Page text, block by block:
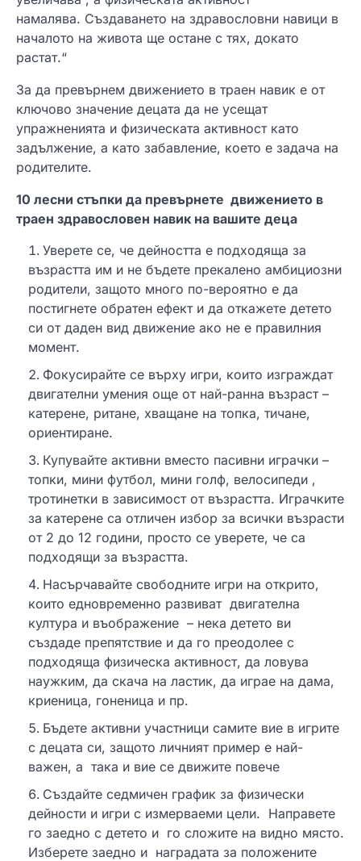
намалява. Създаването на здравословни навици в
началото на живота ще остане с тях, докато
растат.“
За да превърнем движението в траен навик е от
ключово значение децата да не усещат
упражненията и физическата активност като
задължение, а като забавление, което е задача на
родителите.
10 лесни стъпки да превърнете движението в
траен здравословен навик на вашите деца
Уверете се, че дейността е подходяща за
възрастта им и не бъдете прекалено амбициозни
родители, защото много по-вероятно е да
постигнете обратен ефект и да откажете детето
си от даден вид движение ако не е правилния
момент.
Фокусирайте се върху игри, които изграждат
двигателни умения още от най-ранна възраст –
катерене, ритане, хващане на топка, тичане,
ориентиране.
Купувайте активни вместо пасивни играчки –
топки, мини футбол, мини голф, велосипеди ,
тротинетки в зависимост от възрастта. Играчките
за катерене са отличен избор за всички възрасти
от 2 до 12 години, просто се уверете, че са
подходящи за възрастта.
Насърчавайте свободните игри на открито,
които едновременно развиват двигателна
култура и въображение – нека детето ви
създаде препятствие и да го преодолее с
подходяща физическа активност, да ловува
наужким, да скача на ластик, да играе на дама,
криеница, гоненица и пр.
Бъдете активни участници самите вие в игрите
с децата си, защото личният пример е най-
важен, а така и вие се движите повече
Създайте седмичен график за физически
дейности и игри с измерваеми цели. Направете
го заедно с детето и го сложите на видно място.
Изберете заедно и наградата за положените